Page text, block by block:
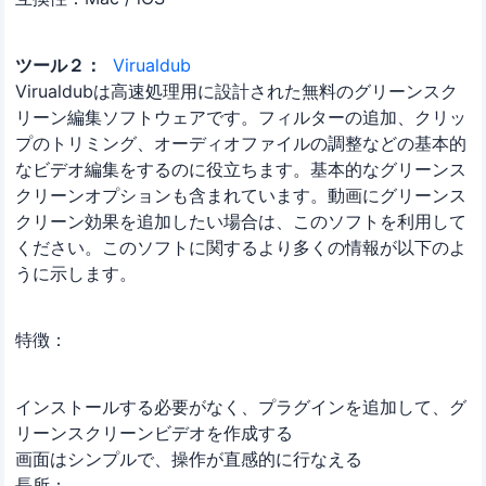
ツール２：
Virualdub
Virualdubは高速処理用に設計された無料のグリーンスク
リーン編集ソフトウェアです。フィルターの追加、クリッ
プのトリミング、オーディオファイルの調整などの基本的
なビデオ編集をするのに役立ちます。基本的なグリーンス
クリーンオプションも含まれています。動画にグリーンス
クリーン効果を追加したい場合は、このソフトを利用して
ください。このソフトに関するより多くの情報が以下のよ
うに示します。
特徴：
インストールする必要がなく、プラグインを追加して、グ
リーンスクリーンビデオを作成する
画面はシンプルで、操作が直感的に行なえる